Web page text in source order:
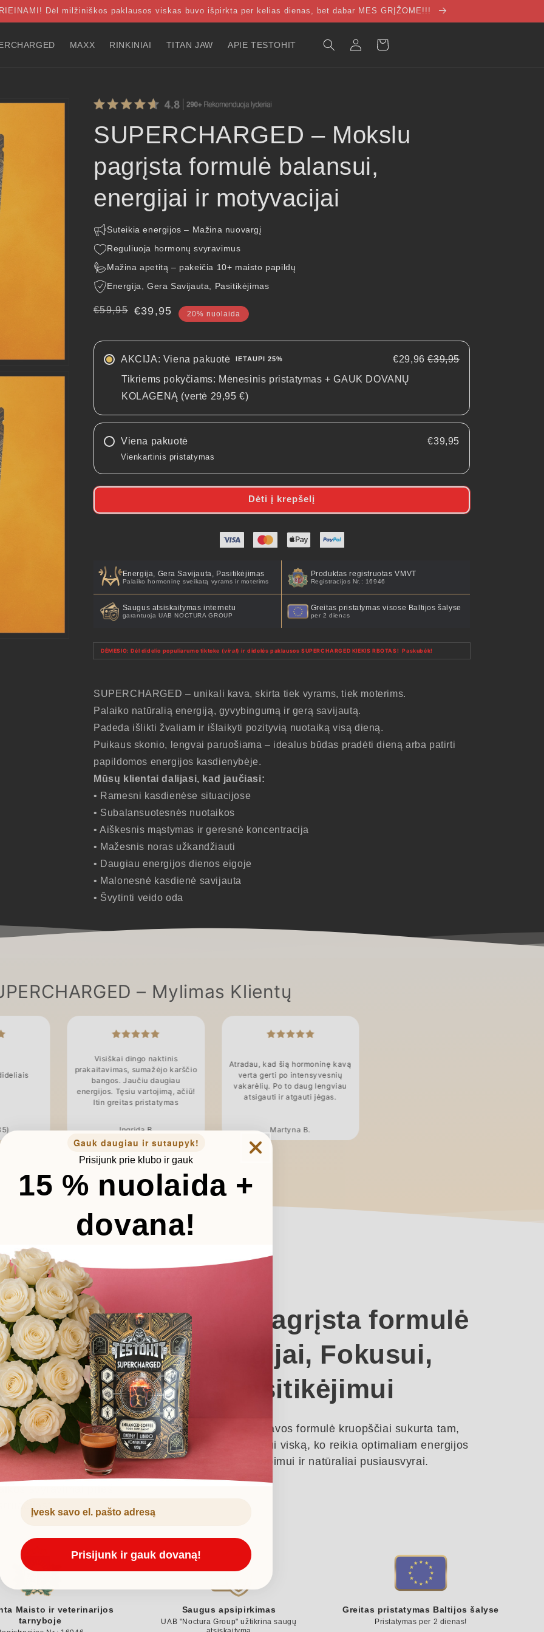
Dėl milžiniškos paklausos viskas buvo išpirkta per kelias dienas, bet dabar MES GRĮŽOME!!!
MAXX RINKINIAI TITAN JAW APIE TESTOHIT Prisijunkti
krepšelis
SUPERCHARGED – Mokslu
pagrįsta formulė balansui,
energijai ir motyvacijai
Suteikia energijos – Mažina nuovargį
Reguliuoja hormonų svyravimus
Mažina apetitą – pakeičia 10+ maisto papildų
Energija, Gera Savijauta, Pasitikėjimas
Įprasta
€59,95
Kaina
nuolaida
€39,95 20% nuolaida
AKCIJA: Viena pakuotė IETAUPI 25% €29,96 €39,95
Tikriems pokyčiams: Mėnesinis pristatymas + GAUK DOVANŲ
KOLAGENĄ (vertė 29,95 €)
Viena pakuotė €39,95
Vienkartinis pristatymas
Dėti į krepšelį
Energija, Gera Savijauta, Pasitikėjimas
Palaiko hormoninę sveikatą vyrams ir moterims
Produktas registruotas VMVT
Registracijos Nr.: 16946
Saugus atsiskaitymas internetu
garantuoja UAB NOCTURA GROUP
Greitas pristatymas visose Baltijos šalyse
per 2 dienas
DĖMESIO: Dėl didelio populiarumo tiktoke (viral) ir didelės paklausos SUPERCHARGED KIEKIS RBOTAS! Paskubėk!
SUPERCHARGED – unikali kava, skirta tiek vyrams, tiek moterims.
Palaiko natūralią energiją, gyvybingumą ir gerą savijautą.
Padeda išlikti žvaliam ir išlaikyti pozityvią nuotaiką visą dieną.
Puikaus skonio, lengvai paruošiama – idealus būdas pradėti dieną arba patirti
papildomos energijos kasdienybėje.
Mūsų klientai dalijasi, kad jaučiasi:
• Ramesni kasdienėse situacijose
• Subalansuotesnės nuotaikos
• Aiškesnis mąstymas ir geresnė koncentracija
• Mažesnis noras užkandžiauti
• Daugiau energijos dienos eigoje
• Malonesnė kasdienė savijauta
• Švytinti veido oda
– Mylimas Klientų
Visiškai dingo naktinis
prakaitavimas, sumažėjo karščio
bangos. Jaučiu daugiau
energijos. Tęsiu vartojimą, ačiū!
Itin greitas pristatymas
Ingrida B
Atradau, kad šią hormoninę kavą
verta gerti po intensyvesnių
vakarėlių. Po to daug lengviau
atsigauti ir atgauti jėgas.
Martyna B.
Mokslu pagrįsta formulė
Energijai, Fokusui,
Pasitikėjimui
SUPERCHARGED kavos formulė kruopščiai sukurta tam,
kad suteiktų organizmui viską, ko reikia optimaliam energijos
lygiui, susikaupimui ir natūraliai pusiausvyrai.
pajuto lengvesnes
ir geresnę
pripažino, kad
dirglumas ir
svyravimai prieš
Maisto ir veterinarijos
tarnyboje
Saugus apsipirkimas
UAB "Noctura Group" užtikrina saugų
Greitas pristatymas Baltijos šalyse
Pristatymas per 2 dienas!
Gauk daugiau ir sutaupyk!
Prisijunk prie klubo ir gauk
15 % nuolaida +
dovana!
Prisijunk ir gauk dovaną!